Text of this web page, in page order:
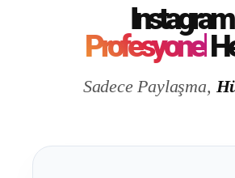
Instagram
Profesyonel
Sadece Paylaşma,